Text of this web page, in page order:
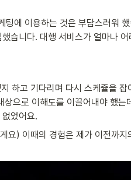
에 이용하는 것은 부담스러워
니다. 대행 서비스가 얼마나
하고 기다리며 다시 스케쥴을
으로 이해도를 이끌어내야 했는
었어요.
) 이때의 경험은 제가 이전까